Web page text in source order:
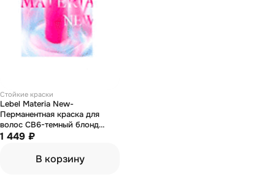
Стойкие краски
Lebel Materia New-
Перманентная краска для
волос СB6-темный блонд
холодный 80 гр
1 449 ₽
В корзину